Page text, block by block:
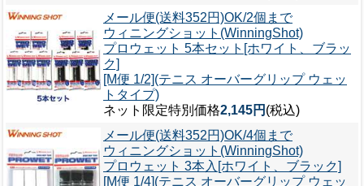
メール便(送料352円)OK/2個まで
ウィニングショット(WinningShot)
プロウェット 5本セット[ホワイト、ブラッ
ク]
[M便 1/2](テニス オーバーグリップ ウェッ
トタイプ)
ネット限定特別価格2,145円 (税込)
メール便(送料352円)OK/4個まで
ウィニングショット(WinningShot)
プロウェット 3本入[ホワイト、ブラック]
[M便 1/4](テニス オーバーグリップ ウェッ